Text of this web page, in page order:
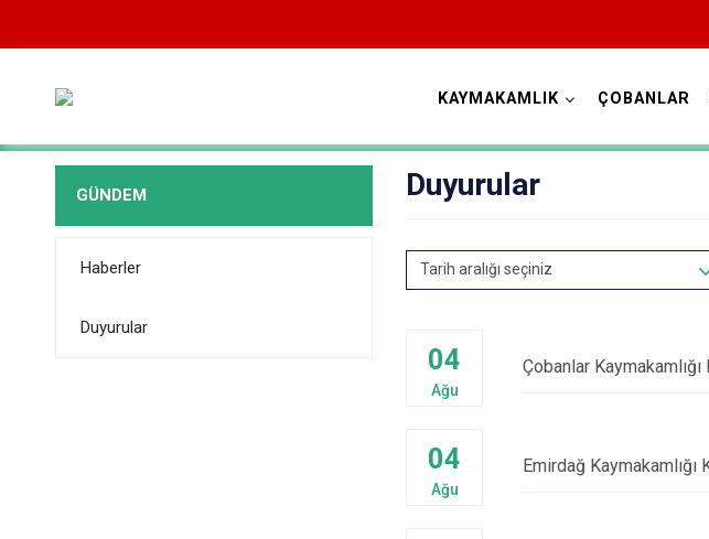
KAYMAKAMLIK ÇOBANLAR
GÜNDEM
Haberler
Duyurular
Duyurular
Tarih aralığı seçiniz
04
Ağu
Çobanlar
04
Ağu
Emirdağ